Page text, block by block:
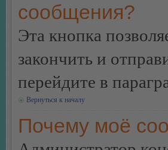
сообщения?
Эта кнопка
закончить и
перейдите в
Вернуться к началу
Почему моё